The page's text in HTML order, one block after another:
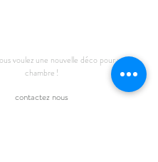
voulez une nouvelle déco pour votre
chambre !
contactez nous